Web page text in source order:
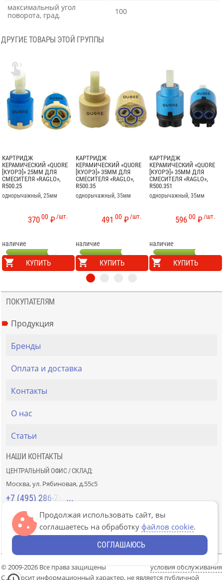
максимальный угол
поворота, град.
100
ДРУГИЕ ТОВАРЫ ЭТОЙ ГРУППЫ
КАРТРИДЖ
КЕРАМИЧЕСКИЙ «QUORE
[КУОРЭ]» 25ММ ДЛЯ
СМЕСИТЕЛЯ «RAGLO»,
R500.25
однорычажный, 25мм
/шт.
37000 ₽
наличие
КУПИТЬ
КАРТРИДЖ
КЕРАМИЧЕСКИЙ «QUORE
[КУОРЭ]» 35ММ ДЛЯ
СМЕСИТЕЛЯ «RAGLO»,
R500.35
однорычажный, 35мм
/шт.
491 00 ₽
наличие
КУПИТЬ
КАРТРИДЖ
КЕРАМИЧЕСКИЙ «QUORE
[КУОРЭ]» 35ММ ДЛЯ
СМЕСИТЕЛЯ «RAGLO»,
R500.351
однорычажный, 35мм
/шт.
59600 ₽
наличие
КУПИТЬ

ПОКУПАТЕЛЯМ
Продукция
Бренды
Оплата и доставка
Контакты
О нас
Статьи
НАШИ КОНТАКТЫ
ЦЕНТРАЛЬНЫЙ ОФИС / СКЛАД:
Москва, ул. Рябиновая, д.55с5
+7 (495) 286-70-40
СТРОЙРЫНОК «СЛАВЯНСКИЙ МИР»:
Москва, 41км МКАД, пав. Г-14/7-8 и Д-14/7-8
+7 (499) 226-74-18
© 2009-2026 Все права защищены
условия обслуживания
Сайт носит информационный характер, не является публичной
Продолжая использовать сайт, вы
соглашаетесь на обработку файлов cookie.
СОГЛАШАЮСЬ